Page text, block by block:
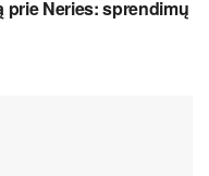
Neries: sprendimų